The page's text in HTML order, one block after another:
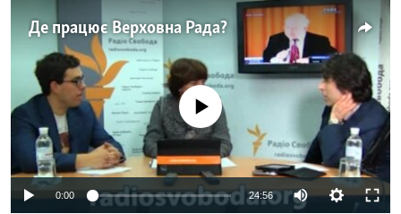
СВІТ
СХЕМИ
КИТАЙ.ВИКЛИКИ
МУЛЬТИМЕДІА
ФОТО
СПЕЦПРОЄКТИ
ПОДКАСТИ
​Де працює Верховна Рада?
No media source currently available
0:00 24:56